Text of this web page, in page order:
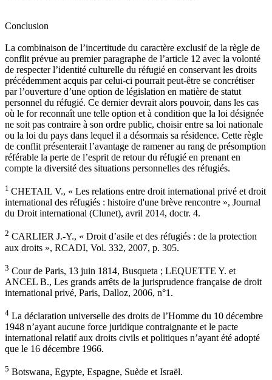
Conclusion
La combinaison de l’incertitude du caractère exclusif de la règle de
conflit prévue au premier paragraphe de l’article 12 avec la volonté
de respecter l’identité culturelle du réfugié en conservant les droits
précédemment acquis par celui-ci pourrait peut-être se concrétiser
par l’ouverture d’une option de législation en matière de statut
personnel du réfugié. Ce dernier devrait alors pouvoir, dans les cas
où le for reconnaît une telle option et à condition que la loi désignée
ne soit pas contraire à son ordre public, choisir entre sa loi nationale
ou la loi du pays dans lequel il a désormais sa résidence. Cette règle
de conflit présenterait l’avantage de ramener au rang de présomption
référable la perte de l’esprit de retour du réfugié en prenant en
compte la diversité des situations personnelles des réfugiés.
1 CHETAIL V., « Les relations entre droit international privé et droit
international des réfugiés : histoire d'une brève rencontre », Journal
du Droit international (Clunet), avril 2014, doctr. 4.
2 CARLIER J.-Y., « Droit d’asile et des réfugiés : de la protection
aux droits », RCADI, Vol. 332, 2007, p. 305.
3 Cour de Paris, 13 juin 1814, Busqueta ; LEQUETTE Y. et
ANCEL B., Les grands arrêts de la jurisprudence française de droit
international privé, Paris, Dalloz, 2006, n°1.
4 La déclaration universelle des droits de l’Homme du 10 décembre
1948 n’ayant aucune force juridique contraignante et le pacte
international relatif aux droits civils et politiques n’ayant été adopté
que le 16 décembre 1966.
5 Botswana, Egypte, Espagne, Suède et Israël.